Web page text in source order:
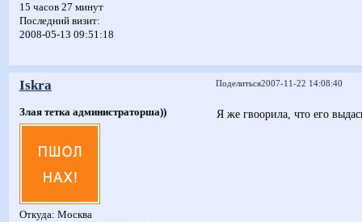
15 часов 27 минут
Последний визит:
2008-05-13 09:51:18
Поделиться2007-11-22 14:08:40
Iskra
Злая тетка администраторша))
Откуда: Москва
Я же гвоорила, что его